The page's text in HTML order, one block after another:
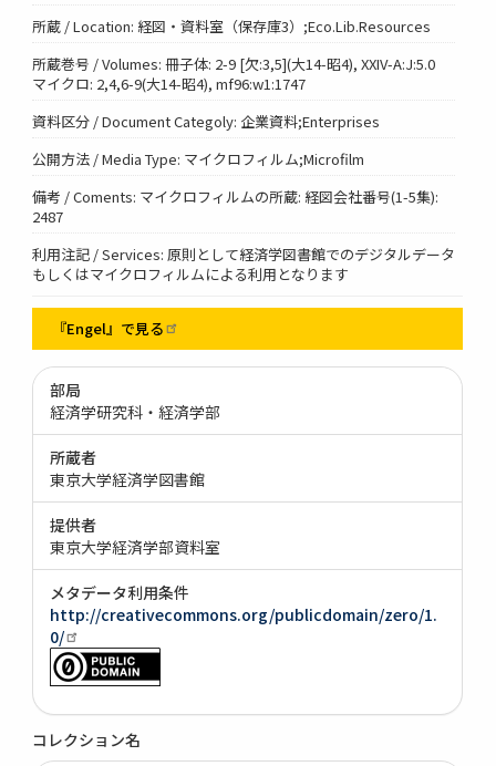
所蔵 / Location: 経図・資料室（保存庫3）;Eco.Lib.Resources
所蔵巻号 / Volumes: 冊子体: 2-9 [欠:3,5](大14-昭4), XXIV-A:J:5.0
マイクロ: 2,4,6-9(大14-昭4), mf96:w1:1747
資料区分 / Document Categoly: 企業資料;Enterprises
公開方法 / Media Type: マイクロフィルム;Microfilm
備考 / Coments: マイクロフィルムの所蔵: 経図会社番号(1-5集):
2487
利用注記 / Services: 原則として経済学図書館でのデジタルデータ
もしくはマイクロフィルムによる利用となります
『Engel』で見る
部局
経済学研究科・経済学部
所蔵者
東京大学経済学図書館
提供者
東京大学経済学部資料室
メタデータ利用条件
http://creativecommons.org/publicdomain/zero/1.
0/
コレクション名